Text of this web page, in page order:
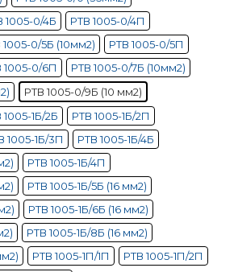
1005-0/4Б
РТВ 1005-0/4П
1005-0/5Б (10мм2)
РТВ 1005-0/5П
1005-0/6П
РТВ 1005-0/7Б (10мм2)
РТВ 1005-0/9Б (10 мм2)
1005-1Б/2Б
РТВ 1005-1Б/2П
1005-1Б/3П
РТВ 1005-1Б/4Б
РТВ 1005-1Б/4П
РТВ 1005-1Б/5Б (16 мм2)
РТВ 1005-1Б/6Б (16 мм2)
РТВ 1005-1Б/8Б (16 мм2)
РТВ 1005-1П/1П
РТВ 1005-1П/2П